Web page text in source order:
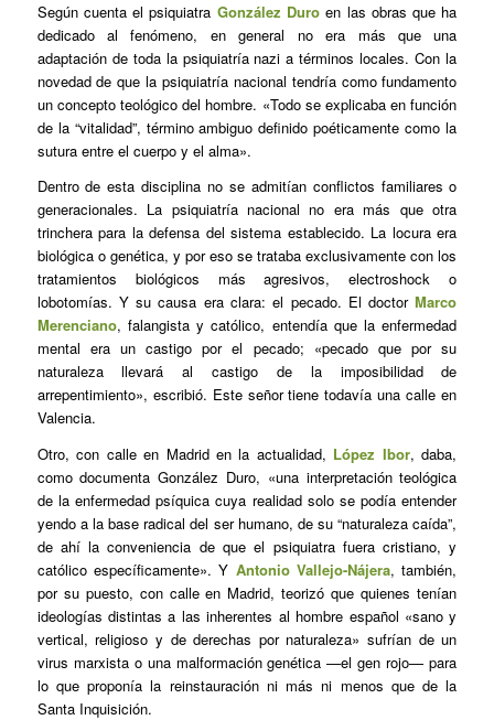
Según cuenta el psiquiatra González Duro en las obras que ha
dedicado al fenómeno, en general no era más que una
adaptación de toda la psiquiatría nazi a términos locales. Con la
novedad de que la psiquiatría nacional tendría como fundamento
un concepto teológico del hombre. «Todo se explicaba en función
de la “vitalidad”, término ambiguo definido poéticamente como la
sutura entre el cuerpo y el alma».
Dentro de esta disciplina no se admitían conflictos familiares o
generacionales. La psiquiatría nacional no era más que otra
trinchera para la defensa del sistema establecido. La locura era
biológica o genética, y por eso se trataba exclusivamente con los
tratamientos biológicos más agresivos, electroshock o
lobotomías. Y su causa era clara: el pecado. El doctorMarco
Merenciano, falangista y católico, entendía que la enfermedad
mental era un castigo por el pecado; «pecado que por su
naturaleza llevará al castigo de la imposibilidad de
arrepentimiento», escribió. Este señor tiene todavía una calle en
Valencia.
Otro, con calle en Madrid en la actualidad, López Ibor, daba,
como documenta González Duro, «una interpretación teológica
de la enfermedad psíquica cuya realidad solo se podía entender
yendo a la base radical del ser humano, de su “naturaleza caída”,
de ahí la conveniencia de que el psiquiatra fuera cristiano, y
católico específicamente». Y Antonio Vallejo-Nájera, también,
por su puesto, con calle en Madrid, teorizó que quienes tenían
ideologías distintas a las inherentes al hombre español «sano y
vertical, religioso y de derechas por naturaleza» sufrían de un
virus marxista o una malformación genética —el gen rojo— para
lo que proponía la reinstauración ni más ni menos que de la
Santa Inquisición.